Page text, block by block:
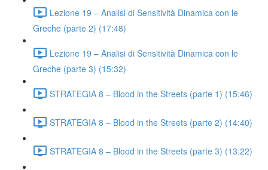
Lezione 19 – Analisi di Sensitività Dinamica con le
Greche (parte 2) (17:48)
Lezione 19 – Analisi di Sensitività Dinamica con le
Greche (parte 3) (15:32)
STRATEGIA 8 – Blood in the Streets (parte 1) (15:46)
STRATEGIA 8 – Blood in the Streets (parte 2) (14:40)
STRATEGIA 8 – Blood in the Streets (parte 3) (13:22)